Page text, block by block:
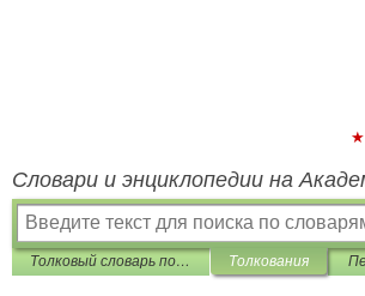
Словари и энциклопедии на
Толковый словарь по психологии Толкования